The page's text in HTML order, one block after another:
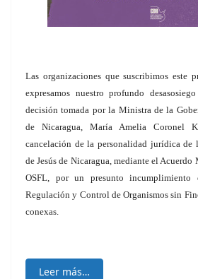
Las organizaciones que suscribimos este
expresamos nuestro profundo
decisión tomada por la Ministra de la
de Nicaragua, María Amelia Coronel
cancelación de la personalidad jurídica de
de Jesús de Nicaragua, mediante el
OSFL, por un presunto
Regulación y Control de Organismos sin
conexas.
Leer más…